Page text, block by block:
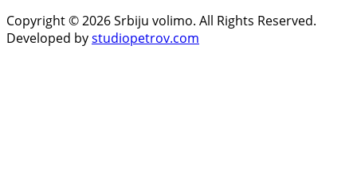
Copyright © 2026 Srbiju volimo. All Rights Reserved.
Developed bystudiopetrov.com